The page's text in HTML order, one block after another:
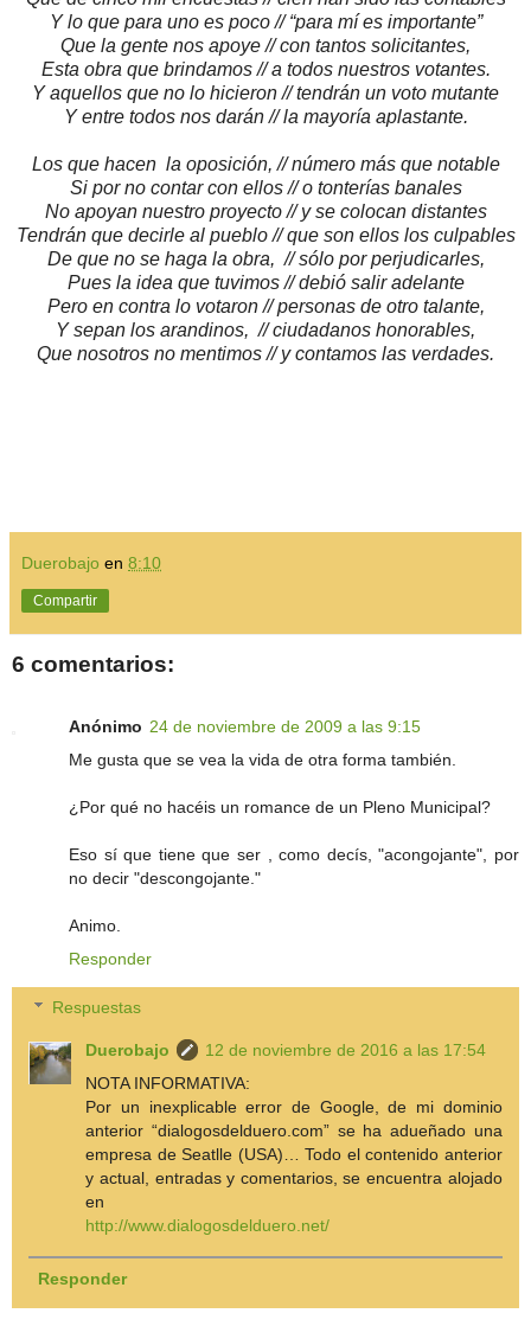
Y lo que para uno es poco // “para mí es importante”
Que la gente nos apoye // con tantos solicitantes,
Esta obra que brindamos // a todos nuestros votantes.
Y aquellos que no lo hicieron // tendrán un voto mutante
Y entre todos nos darán // la mayoría aplastante.
Los que hacen la oposición, // número más que notable
Si por no contar con ellos // o tonterías banales
No apoyan nuestro proyecto // y se colocan distantes
Tendrán que decirle al pueblo // que son ellos los culpables
De que no se haga la obra, // sólo por perjudicarles,
Pues la idea que tuvimos // debió salir adelante
Pero en contra lo votaron // personas de otro talante,
Y sepan los arandinos, // ciudadanos honorables,
Que nosotros no mentimos // y contamos las verdades.
Duerobajo en 8:10
Compartir
6 comentarios:
Anónimo 24 de noviembre de 2009 a las 9:15
Me gusta que se vea la vida de otra forma también.
¿Por qué no hacéis un romance de un Pleno Municipal?
Eso sí que tiene que ser , como decís, "acongojante", por
no decir "descongojante."
Animo.
Responder
Respuestas
Duerobajo
12 de noviembre de 2016 a las 17:54
NOTA INFORMATIVA:
Por un inexplicable error de Google, de mi dominio
anterior “dialogosdelduero.com” se ha adueñado una
empresa de Seatlle (USA)… Todo el contenido anterior
y actual, entradas y comentarios, se encuentra alojado
en
http://www.dialogosdelduero.net/
Responder